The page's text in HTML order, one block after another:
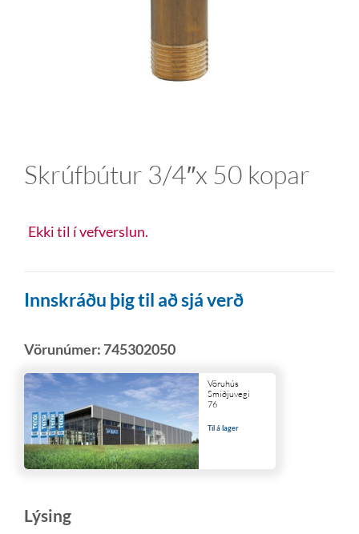
Skrúfbútur 3/4″x 50 kopar
Ekki til í vefverslun.
Innskráðu þig til að sjá verð
Vörunúmer:745302050
Vöruhús
Smiðjuvegi
76
Til á lager
Lýsing